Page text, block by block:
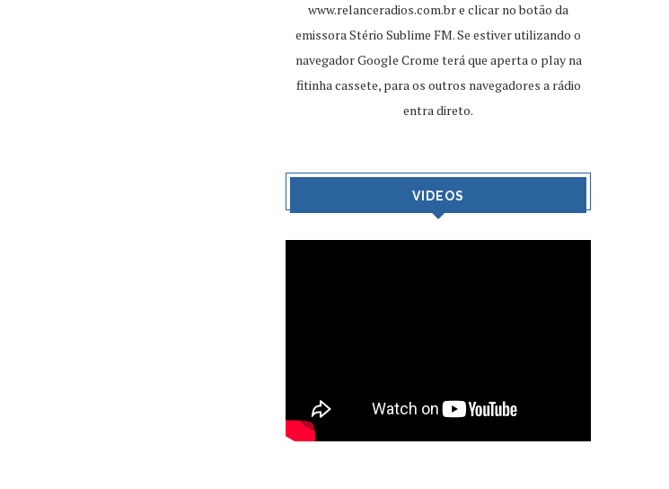
www.relanceradios.com.bre clicar no botão da
emissora Stério Sublime FM. Se estiver utilizando o
navegador Google Crome terá que aperta o play na
fitinha cassete, para os outros navegadores a rádio
entra direto.
VIDEOS